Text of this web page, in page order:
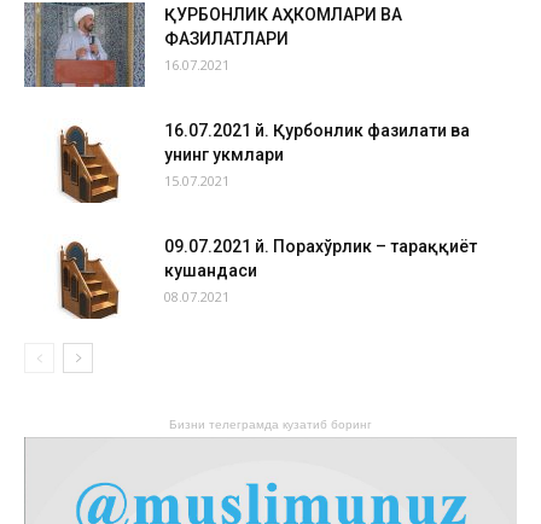
ҚУРБОНЛИК АҲКОМЛАРИ ВА
ФАЗИЛАТЛАРИ
16.07.2021
16.07.2021 й. Қурбонлик фазилати ва
унинг ҳукмлари
15.07.2021
09.07.2021 й. Порахўрлик – тараққиёт
кушандаси
08.07.2021
Бизни телеграмда кузатиб боринг